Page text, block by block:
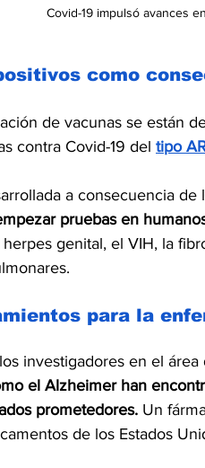
Covid-19 impulsó avances
como
de vacunas se están
contra Covid-19 del tipo
a consecuencia de
pruebas en
genital, el VIH, la
para la
investigadores en el
el Alzheimer han
prometedores. Un
de los Estados